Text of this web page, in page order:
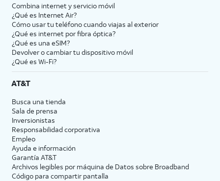
Combina internet y servicio móvil
¿Qué es Internet Air?
Cómo usar tu teléfono cuando viajas al exterior
¿Qué es internet por fibra óptica?
¿Qué es una eSIM?
Devolver o cambiar tu dispositivo móvil
¿Qué es Wi-Fi?
AT&T
Busca una tienda
Sala de prensa
Inversionistas
Responsabilidad corporativa
Empleo
Ayuda e información
Garantía AT&T
Archivos legibles por máquina de Datos sobre Broadband
Código para compartir pantalla